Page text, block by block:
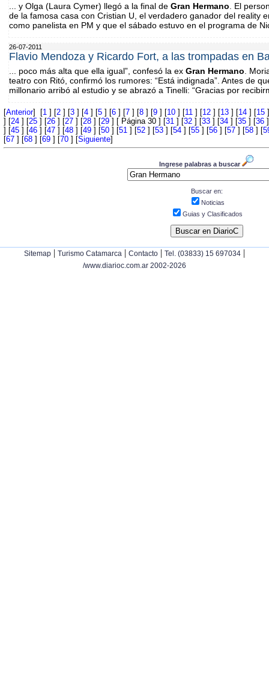
... y Olga (Laura Cymer) llegó a la final de Gran Hermano . El
de la famosa casa con Cristian U, el verdadero ganador del reality
como panelista en PM y que el sábado estuvo en el programa de
26-07-2011
Flavio Mendoza y Ricardo Fort, a las trompadas en
... poco más alta que ella igual”, confesó la ex Gran Hermano .
teatro con Ritó, confirmó los rumores: “Está indignada”. Antes de
millonario arribó al estudio y se abrazó a Tinelli: “Gracias por
[Anterior] [1 ] [2 ] [3 ] [4 ] [5 ] [6 ] [7 ] [8 ] [9 ] [10 ] [11 ] [12 ] [13 ] [14 ] [15
] [24 ] [25 ] [26 ] [27 ] [28 ] [29 ] [ Página 30 ] [31 ] [32 ] [33 ] [34 ] [35 ] [36
] [45 ] [46 ] [47 ] [48 ] [49 ] [50 ] [51 ] [52 ] [53 ] [54 ] [55 ] [56 ] [57 ] [58 ] [
[67 ] [68 ] [69 ] [70 ] [Siguiente]
Ingrese palabras a buscar
Buscar en:
Noticias
Guias y Clasificados
Sitemap | Turismo Catamarca | Contacto | Tel. (03833) 15 697034 |
/www.diarioc.com.ar 2002-2026